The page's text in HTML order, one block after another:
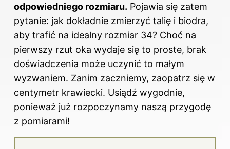
odpowiedniego rozmiaru. Pojawia się zatem
pytanie: jak dokładnie zmierzyć talię i biodra,
aby trafić na idealny rozmiar 34? Choć na
pierwszy rzut oka wydaje się to proste, brak
doświadczenia może uczynić to małym
wyzwaniem. Zanim zaczniemy, zaopatrz się w
centymetr krawiecki. Usiądź wygodnie,
ponieważ już rozpoczynamy naszą przygodę
z pomiarami!